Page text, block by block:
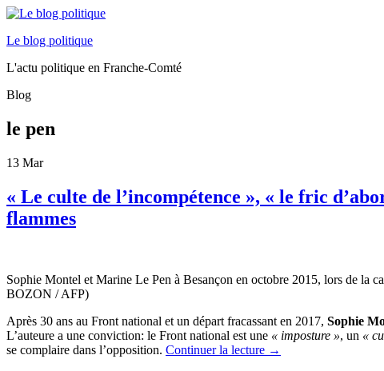
Le blog politique
L'actu politique en Franche-Comté
Blog
le pen
13 Mar
« Le culte de l’incompétence », « le fric
flammes
Sophie Montel et Marine Le Pen à Besançon en octobre 2015, lors de la
BOZON / AFP)
Après 30 ans au Front national et un départ fracassant en 2017, Sophie
L’auteure a une conviction: le Front national est une « imposture », un «
se complaire dans l’opposition. Continuer la lecture →